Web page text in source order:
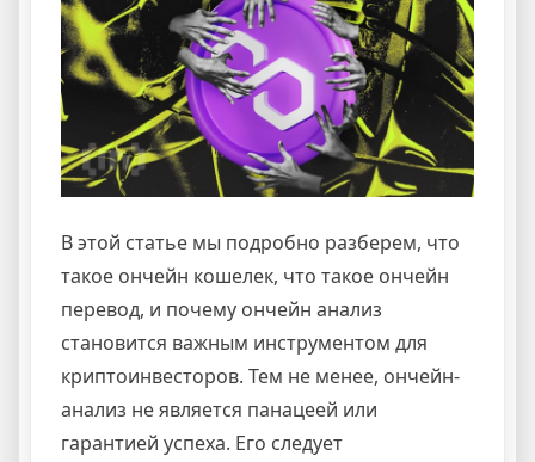
В этой статье мы подробно разберем, что
такое ончейн кошелек, что такое ончейн
перевод, и почему ончейн анализ
становится важным инструментом для
криптоинвесторов. Тем не менее, ончейн-
анализ не является панацеей или
гарантией успеха. Его следует